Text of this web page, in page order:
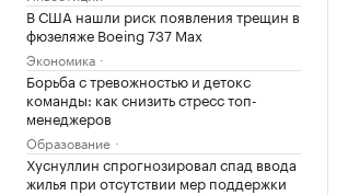
В США нашли риск появления трещин в
фюзеляже Boeing 737 Max
Экономика
Борьба с тревожностью и детокс
команды: как снизить стресс топ-
менеджеров
Образование
Хуснуллин спрогнозировал спад ввода
жилья при отсутствии мер поддержки